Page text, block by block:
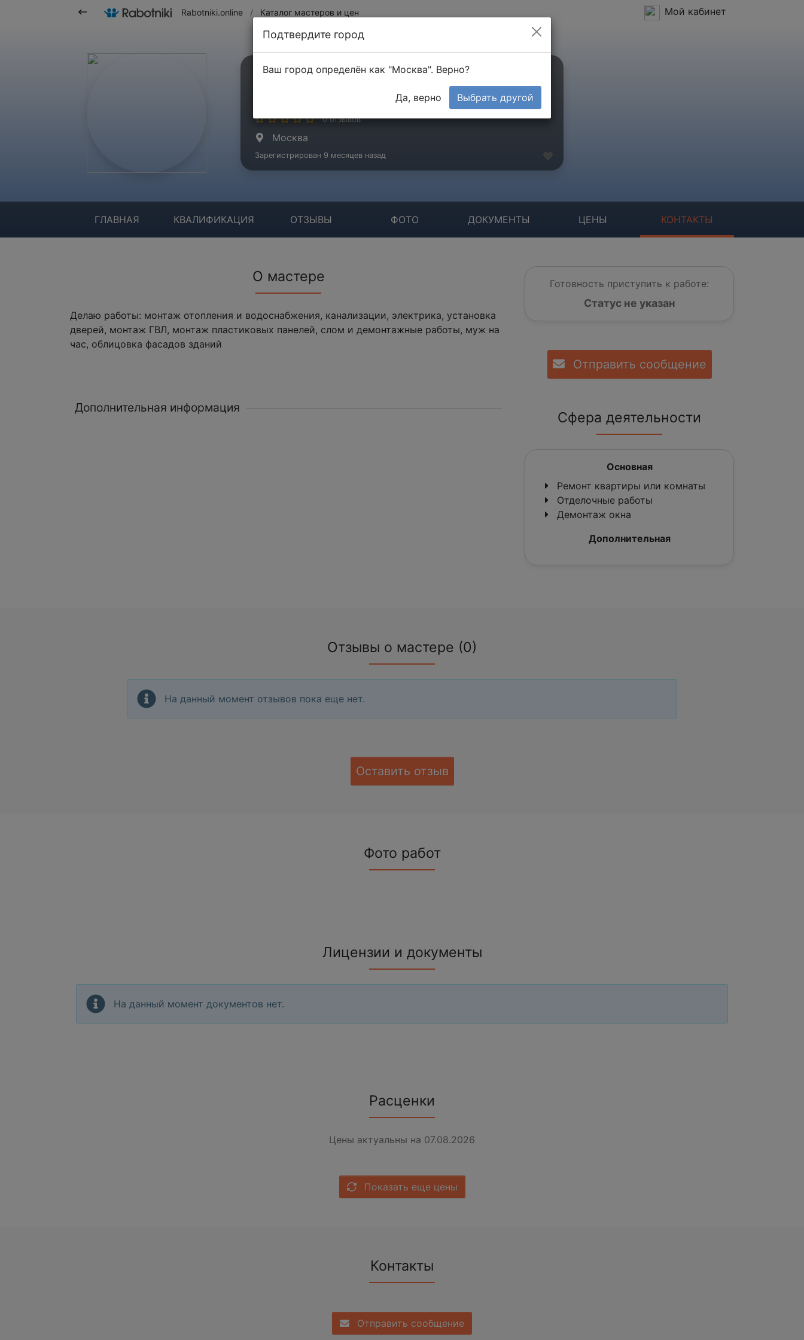
Rabotniki.online / Каталог мастеров и цен Мой кабинет
Мосеенок Эдуард
0 отзывов
Москва
Зарегистрирован 9 месяцев назад
ГЛАВНАЯ КВАЛИФИКАЦИЯ ОТЗЫВЫ ФОТО ДОКУМЕНТЫ ЦЕНЫ КОНТАКТЫ
О мастере
Делаю работы: монтаж отопления и водоснабжения, канализации, электрика, установка
дверей, монтаж ГВЛ, монтаж пластиковых панелей, слом и демонтажные работы, муж на
час, облицовка фасадов зданий
Дополнительная информация
Готовность приступить к работе:
Статус не указан
Отправить сообщение
Сфера деятельности
Основная
Ремонт квартиры или комнаты
Отделочные работы
Демонтаж окна
Дополнительная
Отзывы о мастере (0)
На данный момент отзывов пока еще нет.
Оставить отзыв
Фото работ
Лицензии и документы
На данный момент документов нет.
Расценки
Цены актуальны на 07.08.2026
Показать еще цены
Контакты
Отправить сообщение
Подтвердите город
Ваш город определён как "Москва". Верно?
Да, верно Выбрать другой